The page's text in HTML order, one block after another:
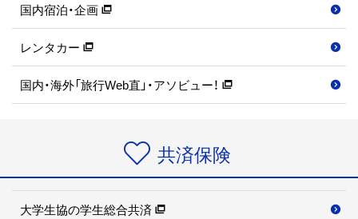
国内宿泊・企画
レンタカー
国内・海外「旅行Web直」・アソビュー！
共済保険
大学生協の学生総合共済